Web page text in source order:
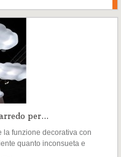
per...
la funzione decorativa con
quanto inconsueta e